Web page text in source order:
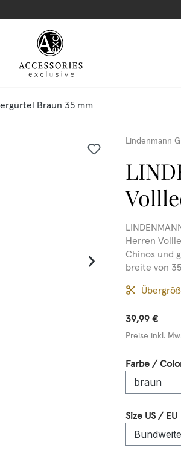
Braun 35 mm
Lindenmann
Herren
Chinos und
breite von
39,99 €
Preise inkl.
Farbe /
Size US / EU